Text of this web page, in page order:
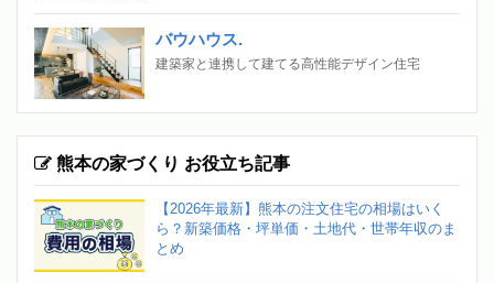
バウハウス.
建築家と連携して建てる高性能デザイン住宅
熊本の家づくり お役立ち記事
【2026年最新】熊本の注文住宅の相場はいく
ら？新築価格・坪単価・土地代・世帯年収のま
とめ